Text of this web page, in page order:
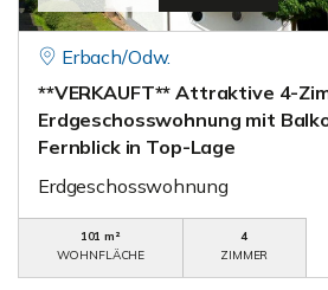
Erbach/Odw.
**VERKAUFT** Attraktive 4-
Erdgeschosswohnung mit
Fernblick in Top-Lage
Erdgeschosswohnung
101 m²
WOHNFLÄCHE
4
ZIMMER